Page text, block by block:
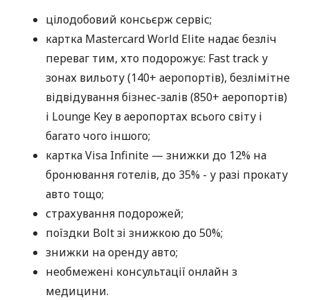
цілодобовий консьєрж сервіс;
картка Mastercard World Elite надає безліч
переваг тим, хто подорожує: Fast track у
зонах вильоту (140+ аеропортів), безлімітне
відвідування бізнес-залів (850+ аеропортів)
і Lounge Key в аеропортах всього світу і
багато чого іншого;
картка Visa Infinite — знижки до 12% на
бронювання готелів, до 35% - у разі прокату
авто тощо;
страхування подорожей;
поїздки Bolt зі знижкою до 50%;
знижки на оренду авто;
необмежені консультації онлайн з
медицини.